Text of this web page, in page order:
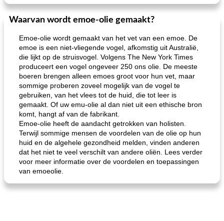
Waarvan wordt emoe-olie gemaakt?
Emoe-olie wordt gemaakt van het vet van een emoe. De
emoe is een niet-vliegende vogel, afkomstig uit Australië,
die lijkt op de struisvogel. Volgens The New York Times
produceert een vogel ongeveer 250 ons olie. De meeste
boeren brengen alleen emoes groot voor hun vet, maar
sommige proberen zoveel mogelijk van de vogel te
gebruiken, van het vlees tot de huid, die tot leer is
gemaakt. Of uw emu-olie al dan niet uit een ethische bron
komt, hangt af van de fabrikant.
Emoe-olie heeft de aandacht getrokken van holisten.
Terwijl sommige mensen de voordelen van de olie op hun
huid en de algehele gezondheid melden, vinden anderen
dat het niet te veel verschilt van andere oliën. Lees verder
voor meer informatie over de voordelen en toepassingen
van emoeolie.